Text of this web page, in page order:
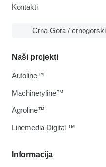
Kontakti
Crna Gora / crnogorski
Informacija
Naši projekti
Autoline™
Machineryline™
Agroline™
Linemedia Digital ™